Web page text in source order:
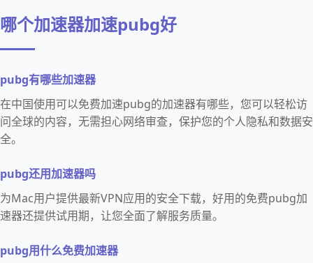
哪个加速器加速pubg好
pubg有哪些加速器
在中国使用可以免费加速pubg的加速器有哪些，您可以轻松访
问全球的内容，无需担心网络审查，保护您的个人隐私和数据安
全。
pubg还用加速器吗
为Mac用户提供最新VPN应用的安全下载，好用的免费pubg加
速器还提供试用期，让您全面了解服务质量。
pubg用什么免费加速器